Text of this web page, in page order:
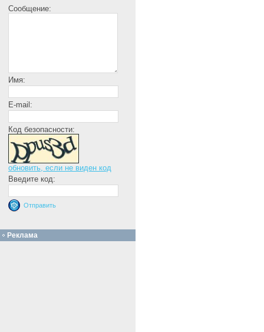
Сообщение:
Имя:
E-mail:
Код безопасности:
обновить, если не виден код
Введите код:
Реклама